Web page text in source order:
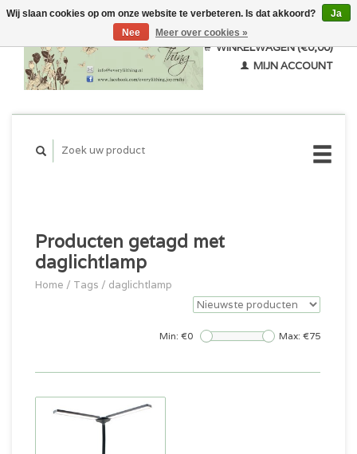
WINKELWAGEN (€0,00)
MIJN ACCOUNT
Producten getagd met
daglichtlamp
Home / Tags / daglichtlamp
Min: €0 Max: €75
Wij slaan cookies op om onze website te verbeteren. Is dat akkoord?
Ja
Nee
Meer over cookies »